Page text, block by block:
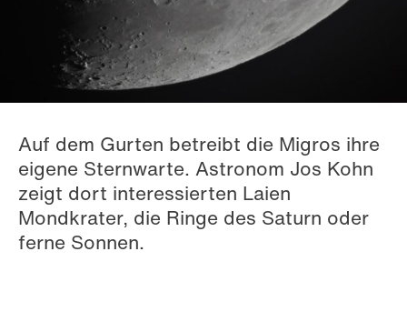
Auf dem Gurten betreibt die Migros ihre
eigene Sternwarte. Astronom Jos Kohn
zeigt dort interessierten Laien
Mondkrater, die Ringe des Saturn oder
ferne Sonnen.